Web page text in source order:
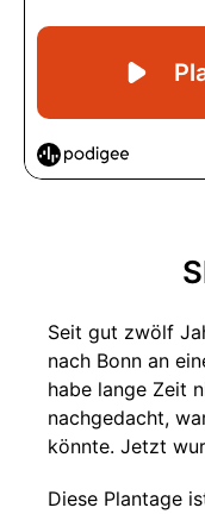
Seit gut zwölf
nach Bonn an
habe lange Zeit
nachgedacht,
könnte. Jetzt
Diese Plantage